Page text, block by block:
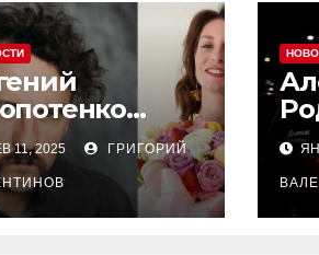
детали
романа с
11, 2025 ГРИГОРИЙ